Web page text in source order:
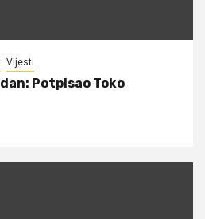
Vijesti
Potpisao Toko